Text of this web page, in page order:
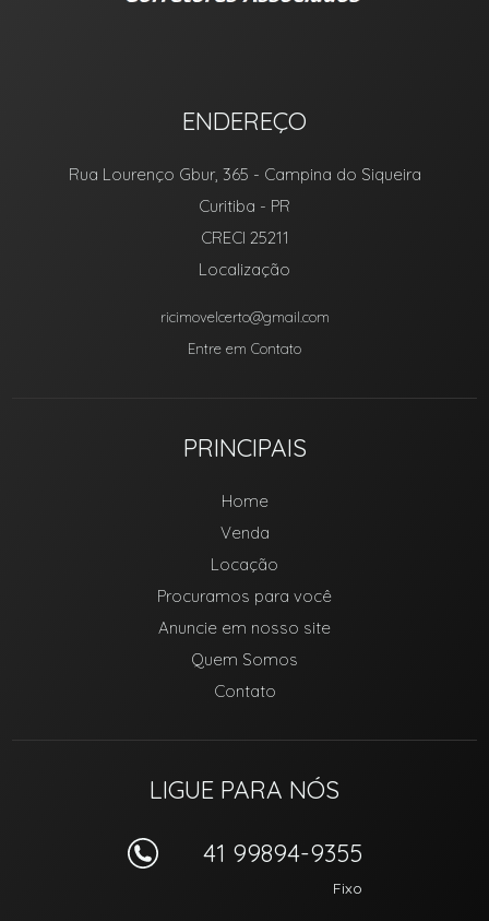
ENDEREÇO
Rua Lourenço Gbur, 365 - Campina do Siqueira
Curitiba - PR
CRECI 25211
Localização
ricimovelcerto@gmail.com
Entre em Contato
PRINCIPAIS
Home
Venda
Locação
Procuramos para você
Anuncie em nosso site
Quem Somos
Contato
LIGUE PARA NÓS
41 99894-9355
Fixo